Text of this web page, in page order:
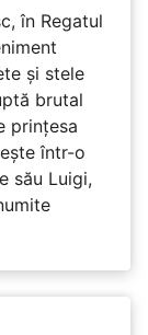
în Regatul
și stele
brutal
prinţesa
într-o
său Luigi,